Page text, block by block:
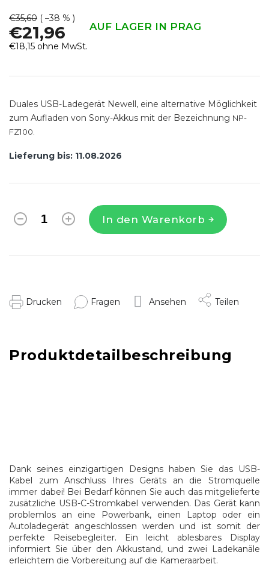
€35,60 ( –38 % )
€21,96 AUF LAGER IN PRAG
€18,15 ohne MwSt.
Lieferung bis: 11.08.2026
In den Warenkorb
Duales USB-Ladegerät Newell, eine alternative Möglichkeit
zum Aufladen von Sony-Akkus mit der Bezeichnung NP-
FZ100.
Drucken Fragen Ansehen Teilen
Produktdetailbeschreibung
Dank seines einzigartigen Designs haben Sie das USB-
Kabel zum Anschluss Ihres Geräts an die Stromquelle
immer dabei! Bei Bedarf können Sie auch das mitgelieferte
zusätzliche USB-C-Stromkabel verwenden. Das Gerät kann
problemlos an eine Powerbank, einen Laptop oder ein
Autoladegerät angeschlossen werden und ist somit der
perfekte Reisebegleiter.
Ein leicht ablesbares Display
informiert Sie über den Akkustand, und zwei Ladekanäle
erleichtern die Vorbereitung auf die Kameraarbeit.